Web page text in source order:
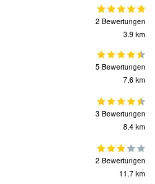
2 Bewertungen
3.9 km
5 Bewertungen
7.6 km
3 Bewertungen
8.4 km
2 Bewertungen
11.7 km